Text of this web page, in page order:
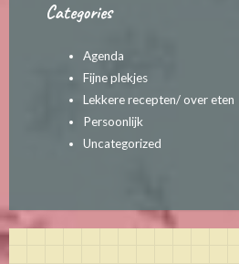
Categories
Agenda
Fijne plekjes
Lekkere recepten/ over eten
Persoonlijk
Uncategorized